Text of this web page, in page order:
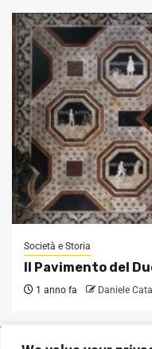
Società e Storia
Il Pavimento del
1 anno fa Daniele